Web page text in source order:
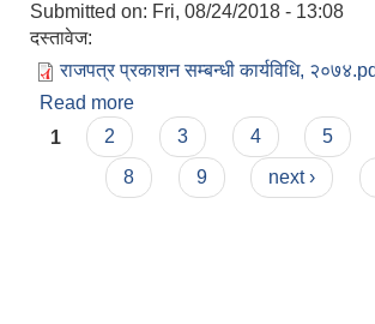
Submitted on: Fri, 08/24/2018 - 13:08
दस्तावेज:
राजपत्र प्रकाशन सम्बन्धी कार्यविधि,
Read more
Pages
1 2 3 4 5
8
9 next ›